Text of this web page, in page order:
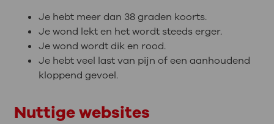
Je hebt meer dan 38 graden koorts.
Je wond lekt en het wordt steeds erger.
Je wond wordt dik en rood.
Je hebt veel last van pijn of een aanhoudend
kloppend gevoel.
Nuttige websites